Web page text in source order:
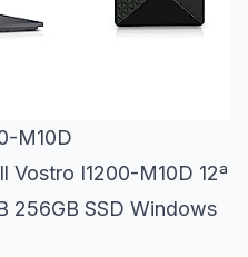
M10D
Vostro I1200-M10D 12ª
256GB SSD Windows